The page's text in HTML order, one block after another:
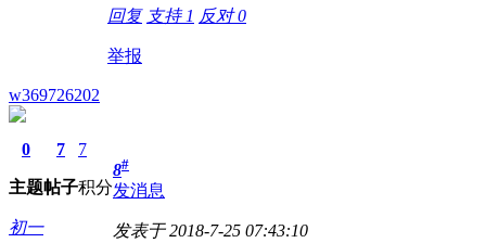
回复 支持 1 反对0
举报
w369726202
0
主题
7
帖子
7
积分
初一
8#
发消息
发表于 2018-7-25 07:43:10